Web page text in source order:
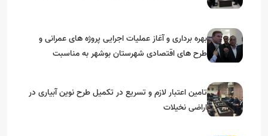
بهره برداری و آغاز عملیات اجرایی پروژه های عمرانی و
طرح های اقتصادی شهرستان بوشهر به مناسبت
تامین اعتبار لازم و تسریع در تکمیل طرح نوین آبیاری در
اراضی نخیلات